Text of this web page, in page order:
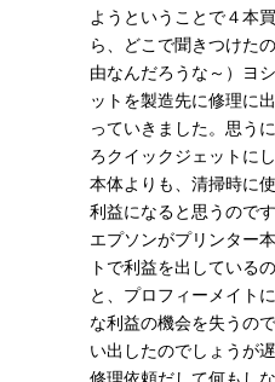
ようということで４本
ら、どこで聞きつけた
由なんだろうな～）ヨ
ットを製造先に修理に
っていきました。思う
ろクイックジェットに
本体よりも、清掃時に
利益になると思うので
エプソンがプリンター
トで利益を出している
と、プロフィーメイト
な利益の機会を失うの
い出したのでしょうが